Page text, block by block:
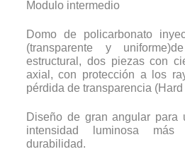
Modulo intermedio
Domo de policarbonato
(transparente y
estructural, dos piezas con
axial, con protección a los
pérdida de transparencia (Hard
Diseño de gran angular para
intensidad luminosa
durabilidad.